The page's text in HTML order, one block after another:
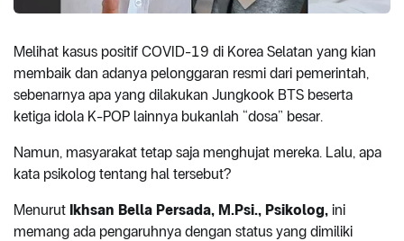
Melihat kasus positif COVID-19 di Korea Selatan yang kian
membaik dan adanya pelonggaran resmi dari pemerintah,
sebenarnya apa yang dilakukan Jungkook BTS beserta
ketiga idola K-POP lainnya bukanlah “dosa” besar.
Namun, masyarakat tetap saja menghujat mereka. Lalu, apa
kata psikolog tentang hal tersebut?
Menurut Ikhsan Bella Persada, M.Psi., Psikolog, ini
memang ada pengaruhnya dengan status yang dimiliki